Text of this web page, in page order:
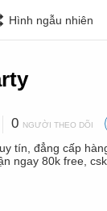
Hình ngẫu nhiên
0 NGƯỜI THEO DÕI
tín, đẳng cấp
ngay 80k free,